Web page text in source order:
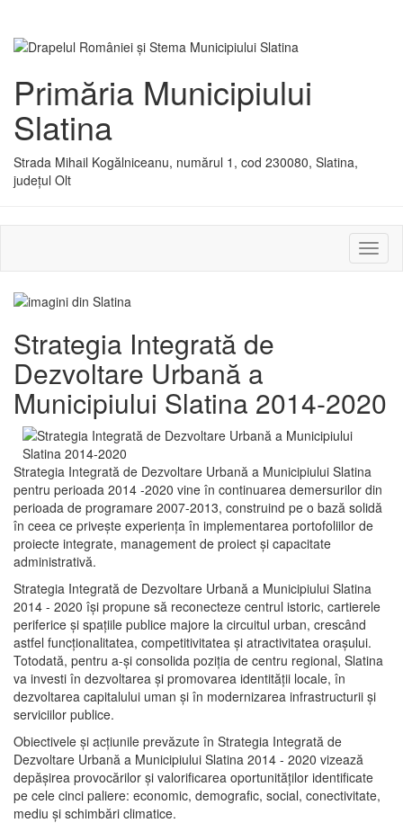
Primăria Municipiului
Slatina
Strada Mihail Kogălniceanu, numărul 1, cod 230080, Slatina,
județul Olt
sau
Strategia Integrată de
Dezvoltare Urbană a
Municipiului Slatina 2014-2020
Strategia Integrată de Dezvoltare Urbană a Municipiului Slatina
pentru perioada 2014 -2020 vine în continuarea demersurilor din
perioada de programare 2007-2013, construind pe o bază solidă
în ceea ce priveşte experienţa în implementarea portofoliilor de
proiecte integrate, management de proiect și capacitate
administrativă.
Strategia Integrată de Dezvoltare Urbană a Municipiului Slatina
2014 - 2020 își propune să reconecteze centrul istoric, cartierele
periferice şi spaţiile publice majore la circuitul urban, crescând
astfel funcţionalitatea, competitivitatea şi atractivitatea oraşului.
Totodată, pentru a-şi consolida poziţia de centru regional, Slatina
va investi în dezvoltarea şi promovarea identităţii locale, în
dezvoltarea capitalului uman şi în modernizarea infrastructurii şi
serviciilor publice.
Obiectivele şi acţiunile prevăzute în Strategia Integrată de
Dezvoltare Urbană a Municipiului Slatina 2014 - 2020 vizează
depășirea provocărilor şi valorificarea oportunităţilor identificate
pe cele cinci paliere: economic, demografic, social, conectivitate,
mediu şi schimbări climatice.